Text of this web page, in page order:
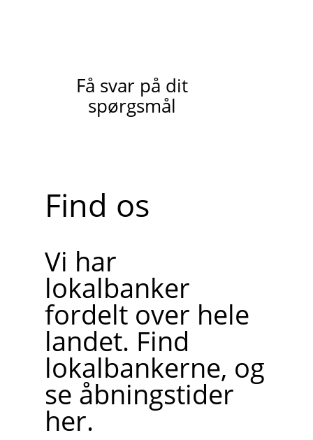
Få svar på dit
spørgsmål
Find os
Vi har
lokalbanker
fordelt over hele
landet. Find
lokalbankerne, og
se åbningstider
her.